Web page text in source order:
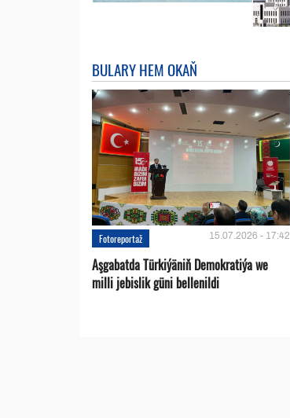
BULARY HEM OKAŇ
Fotoreportaž 15.07.2026 - 17:42
Aşgabatda Türkiýäniň Demokratiýa we
milli jebislik güni bellenildi